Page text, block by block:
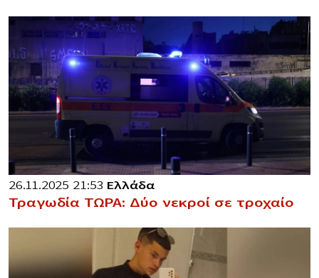
26.11.2025 21:53 Ελλάδα
Τραγωδία ΤΩΡΑ: Δύο νεκροί σε τροχαίο